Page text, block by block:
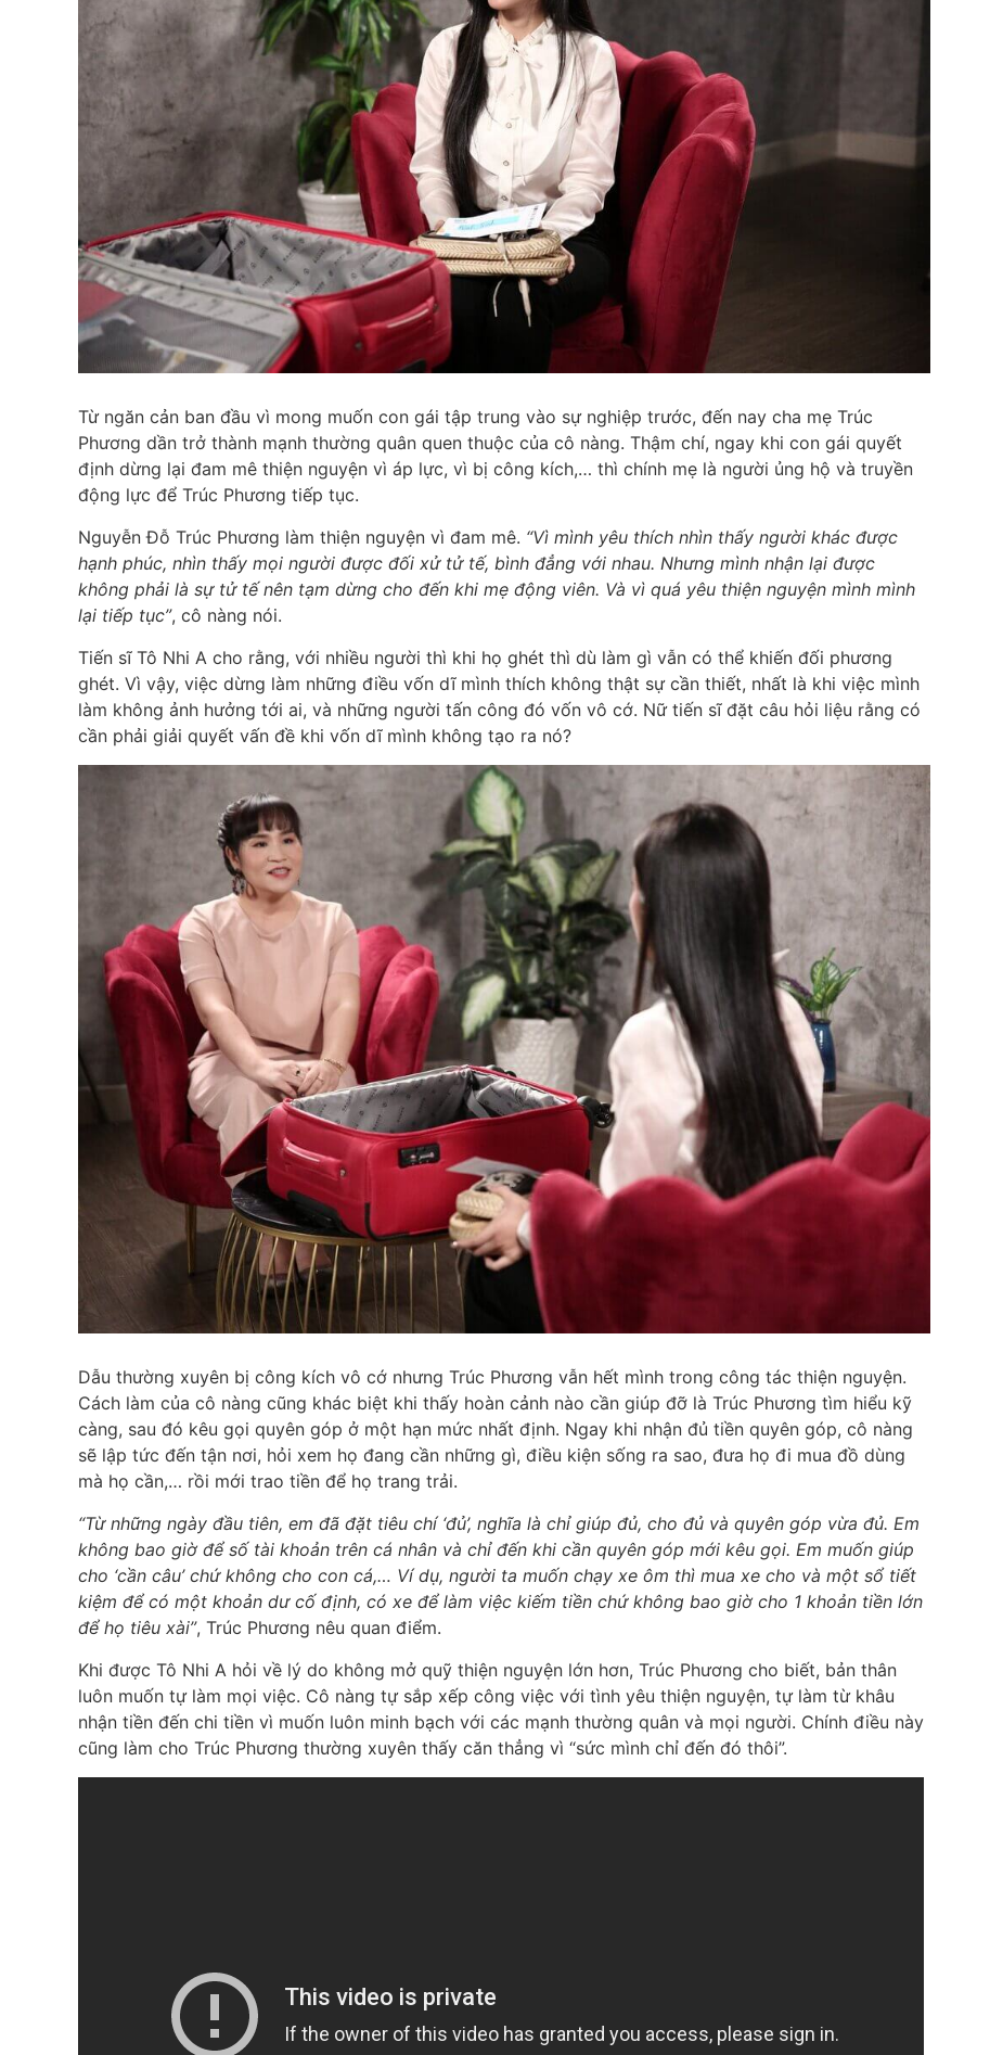
Từ ngăn cản ban đầu vì mong muốn con gái tập trung vào sự nghiệp trước, đến nay cha mẹ Trúc
Phương dần trở thành mạnh thường quân quen thuộc của cô nàng. Thậm chí, ngay khi con gái quyết
định dừng lại đam mê thiện nguyện vì áp lực, vì bị công kích,… thì chính mẹ là người ủng hộ và truyền
động lực để Trúc Phương tiếp tục.
Nguyễn Đỗ Trúc Phương làm thiện nguyện vì đam mê. “Vì mình yêu thích nhìn thấy người khác được
hạnh phúc, nhìn thấy mọi người được đối xử tử tế, bình đẳng với nhau. Nhưng mình nhận lại được
không phải là sự tử tế nên tạm dừng cho đến khi mẹ động viên. Và vì quá yêu thiện nguyện mình mình
lại tiếp tục”, cô nàng nói.
Tiến sĩ Tô Nhi A cho rằng, với nhiều người thì khi họ ghét thì dù làm gì vẫn có thể khiến đối phương
ghét. Vì vậy, việc dừng làm những điều vốn dĩ mình thích không thật sự cần thiết, nhất là khi việc mình
làm không ảnh hưởng tới ai, và những người tấn công đó vốn vô cớ. Nữ tiến sĩ đặt câu hỏi liệu rằng có
cần phải giải quyết vấn đề khi vốn dĩ mình không tạo ra nó?
Dẫu thường xuyên bị công kích vô cớ nhưng Trúc Phương vẫn hết mình trong công tác thiện nguyện.
Cách làm của cô nàng cũng khác biệt khi thấy hoàn cảnh nào cần giúp đỡ là Trúc Phương tìm hiểu kỹ
càng, sau đó kêu gọi quyên góp ở một hạn mức nhất định. Ngay khi nhận đủ tiền quyên góp, cô nàng
sẽ lập tức đến tận nơi, hỏi xem họ đang cần những gì, điều kiện sống ra sao, đưa họ đi mua đồ dùng
mà họ cần,… rồi mới trao tiền để họ trang trải.
“Từ những ngày đầu tiên, em đã đặt tiêu chí ‘đủ’, nghĩa là chỉ giúp đủ, cho đủ và quyên góp vừa đủ. Em
không bao giờ để số tài khoản trên cá nhân và chỉ đến khi cần quyên góp mới kêu gọi. Em muốn giúp
cho ‘cần câu’ chứ không cho con cá,… Ví dụ, người ta muốn chạy xe ôm thì mua xe cho và một sổ tiết
kiệm để có một khoản dư cố định, có xe để làm việc kiếm tiền chứ không bao giờ cho 1 khoản tiền lớn
để họ tiêu xài”, Trúc Phương nêu quan điểm.
Khi được Tô Nhi A hỏi về lý do không mở quỹ thiện nguyện lớn hơn, Trúc Phương cho biết, bản thân
luôn muốn tự làm mọi việc. Cô nàng tự sắp xếp công việc với tình yêu thiện nguyện, tự làm từ khâu
nhận tiền đến chi tiền vì muốn luôn minh bạch với các mạnh thường quân và mọi người. Chính điều này
cũng làm cho Trúc Phương thường xuyên thấy căn thẳng vì “sức mình chỉ đến đó thôi”.